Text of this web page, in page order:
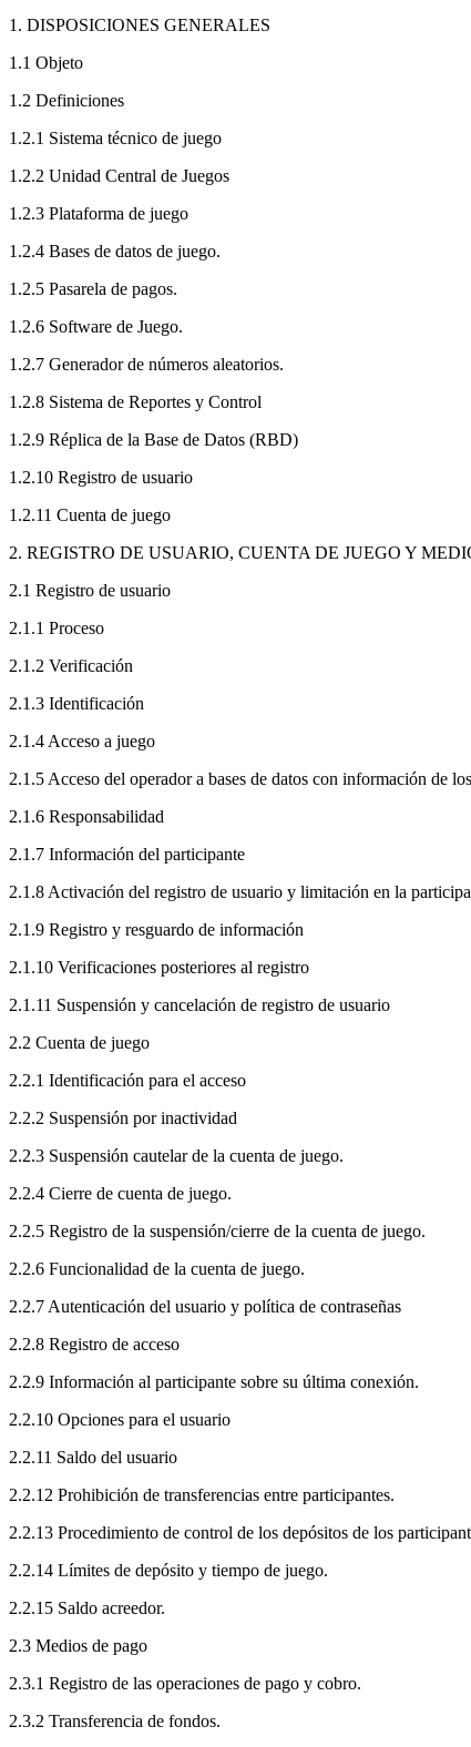
1. DISPOSICIONES GENERALES
1.1 Objeto
1.2 Definiciones
1.2.1 Sistema técnico de juego
1.2.2 Unidad Central de Juegos
1.2.3 Plataforma de juego
1.2.4 Bases de datos de juego.
1.2.5 Pasarela de pagos.
1.2.6 Software de Juego.
1.2.7 Generador de números aleatorios.
1.2.8 Sistema de Reportes y Control
1.2.9 Réplica de la Base de Datos (RBD)
1.2.10 Registro de usuario
1.2.11 Cuenta de juego
2. REGISTRO DE USUARIO, CUENTA DE JUEGO Y
2.1 Registro de usuario
2.1.1 Proceso
2.1.2 Verificación
2.1.3 Identificación
2.1.4 Acceso a juego
2.1.5 Acceso del operador a bases de datos con información de
2.1.6 Responsabilidad
2.1.7 Información del participante
2.1.8 Activación del registro de usuario y limitación en la
2.1.9 Registro y resguardo de información
2.1.10 Verificaciones posteriores al registro
2.1.11 Suspensión y cancelación de registro de usuario
2.2 Cuenta de juego
2.2.1 Identificación para el acceso
2.2.2 Suspensión por inactividad
2.2.3 Suspensión cautelar de la cuenta de juego.
2.2.4 Cierre de cuenta de juego.
2.2.5 Registro de la suspensión/cierre de la cuenta de juego.
2.2.6 Funcionalidad de la cuenta de juego.
2.2.7 Autenticación del usuario y política de contraseñas
2.2.8 Registro de acceso
2.2.9 Información al participante sobre su última conexión.
2.2.10 Opciones para el usuario
2.2.11 Saldo del usuario
2.2.12 Prohibición de transferencias entre participantes.
2.2.13 Procedimiento de control de los depósitos de los
2.2.14 Límites de depósito y tiempo de juego.
2.2.15 Saldo acreedor.
2.3 Medios de pago
2.3.1 Registro de las operaciones de pago y cobro.
2.3.2 Transferencia de fondos.